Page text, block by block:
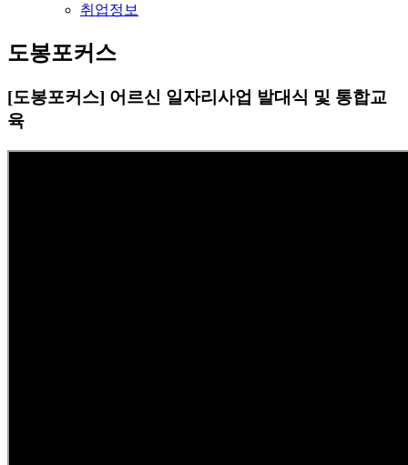
취업정보
도봉포커스
[도봉포커스] 어르신 일자리사업 발대식 및 통합교
육